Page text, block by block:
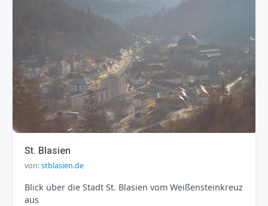
St. Blasien
von:stblasien.de
Blick über die Stadt St. Blasien vom Weißensteinkreuz
aus